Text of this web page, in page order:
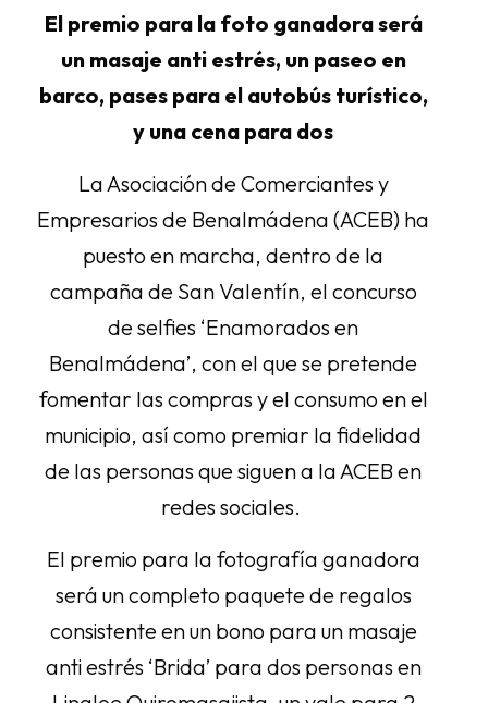
El premio para la foto ganadora será
un masaje anti estrés, un paseo en
barco, pases para el autobús turístico,
y una cena para dos
La Asociación de Comerciantes y
Empresarios de Benalmádena (ACEB) ha
puesto en marcha, dentro de la
campaña de San Valentín, el concurso
de selfies ‘Enamorados en
Benalmádena’, con el que se pretende
fomentar las compras y el consumo en el
municipio, así como premiar la fidelidad
de las personas que siguen a la ACEB en
redes sociales.
El premio para la fotografía ganadora
será un completo paquete de regalos
consistente en un bono para un masaje
anti estrés ‘Brida’ para dos personas en